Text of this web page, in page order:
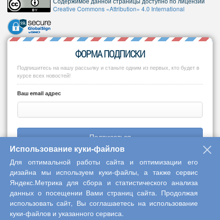
Creative Commons «Attribution» 4.0 International
ФОРМА ПОДПИСКИ
Подпишитесь на нашу рассылку и станьте одним из первых, кто будет в
курсе всех новостей!
Ваш email адрес
Подписаться
Copyright © 2013-2026 Центр научного сотрудничества «Интерактив
плюс»
Использование куки-файлов
Для оптимальной работы сайта и оптимизации его
дизайна мы используем куки-файлы, а также сервис
Яндекс.Метрика для сбора и статистического анализа
данных о посещении Вами страниц сайта. Продолжая
использовать сайт, Вы соглашаетесь на использование
куки-файлов и указанного сервиса.